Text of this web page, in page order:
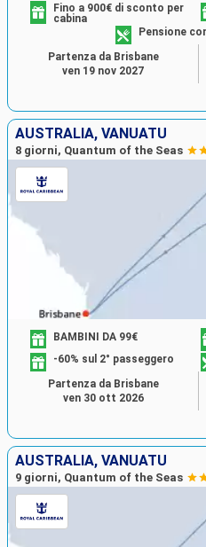
Fino a 900€ di sconto per
cabina
Pensione
Partenza da Brisbane
ven 19 nov 2027
AUSTRALIA, VANUATU
8 giorni, Quantum of the Seas
BAMBINI DA 99€
-60% sul 2° passeggero
Partenza da Brisbane
ven 30 ott 2026
AUSTRALIA, VANUATU
9 giorni, Quantum of the Seas